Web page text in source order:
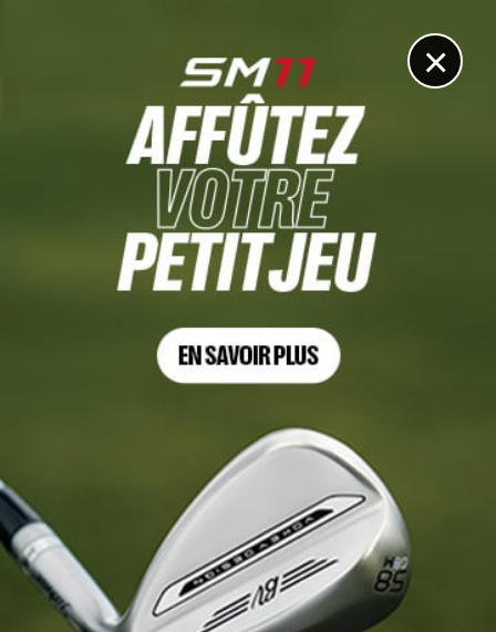
×
13 JUIN. 2026 | LPGA
Un record de longévité battu !